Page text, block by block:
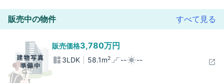
販売中の物件 すべて見る
販売価格3,780万円
3LDK 58.1m2 -- --